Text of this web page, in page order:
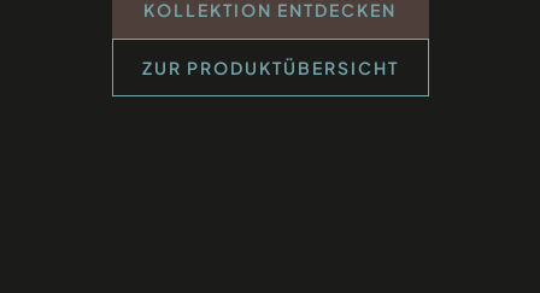
KOLLEKTION ENTDECKEN
ZUR PRODUKTÜBERSICHT